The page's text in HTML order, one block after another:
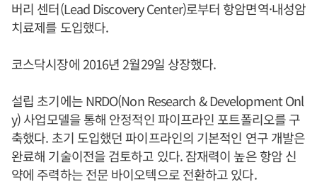
버리 센터(Lead Discovery Center)로부터 항암면역·내성암
치료제를 도입했다.
코스닥시장에 2016년 2월29일 상장했다.
설립 초기에는 NRDO(Non Research & Development Onl
y) 사업모델을 통해 안정적인 파이프라인 포트폴리오를 구
축했다. 초기 도입했던 파이프라인의 기본적인 연구 개발은
완료해 기술이전을 검토하고 있다. 잠재력이 높은 항암 신
약에 주력하는 전문 바이오텍으로 전환하고 있다.